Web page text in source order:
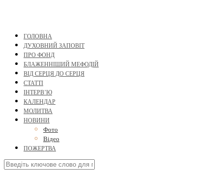
ГОЛОВНА
ДУХОВНИЙ ЗАПОВІТ
ПРО ФОНД
БЛАЖЕННІШИЙ МЕФОДІЙ
ВІД СЕРЦЯ ДО СЕРЦЯ
СТАТТІ
ІНТЕРВ’Ю
КАЛЕНДАР
МОЛИТВА
НОВИНИ
Фото
Відео
ПОЖЕРТВА